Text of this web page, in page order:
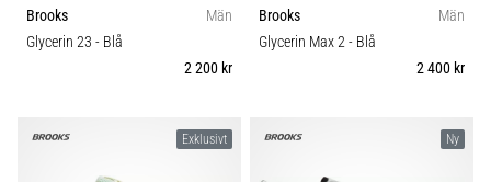
vanligaste
orsakerna
Vad
Brooks
Män
Glycerin 23 - Blå
2 200 kr
Brooks
Män
Glycerin Max 2- Blå
2 400 kr
Exklusivt Ny